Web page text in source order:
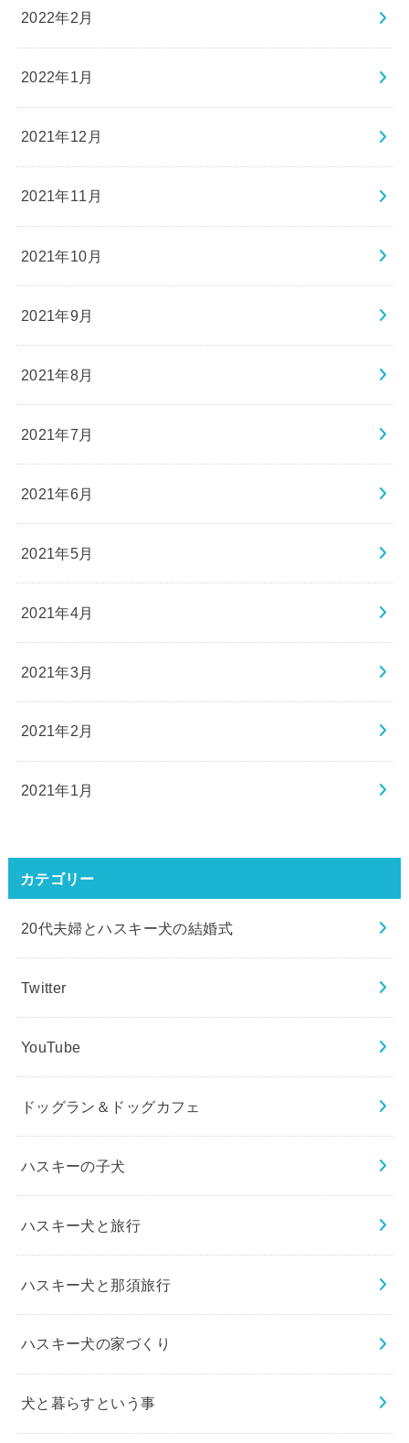
2022年2月
2022年1月
2021年12月
2021年11月
2021年10月
2021年9月
2021年8月
2021年7月
2021年6月
2021年5月
2021年4月
2021年3月
2021年2月
2021年1月
カテゴリー
20代夫婦とハスキー犬の結婚式
Twitter
YouTube
ドッグラン＆ドッグカフェ
ハスキーの子犬
ハスキー犬と旅行
ハスキー犬と那須旅行
ハスキー犬の家づくり
犬と暮らすという事